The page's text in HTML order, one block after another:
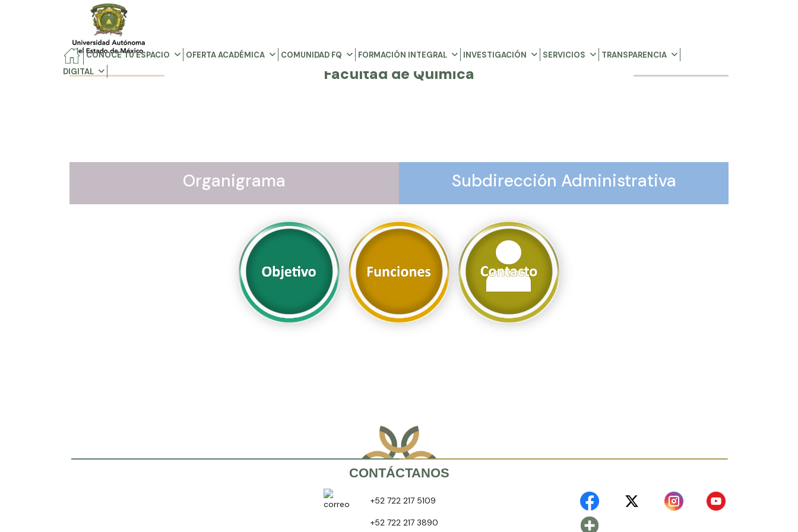
CONOCE TU ESPACIO OFERTA ACADÉMICA COMUNIDAD FQ FORMACIÓN INTEGRAL INVESTIGACIÓN SERVICIOS
TRANSPARENCIA
DIGITAL
Facultad de Química
Organigrama Subdirección Administrativa
CONTÁCTANOS
+52 722 217 5109
+52 722 217 3890